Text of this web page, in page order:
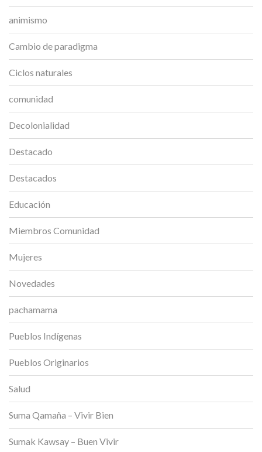
animismo
Cambio de paradigma
Ciclos naturales
comunidad
Decolonialidad
Destacado
Destacados
Educación
Miembros Comunidad
Mujeres
Novedades
pachamama
Pueblos Indígenas
Pueblos Originarios
Salud
Suma Qamaña – Vivir Bien
Sumak Kawsay – Buen Vivir